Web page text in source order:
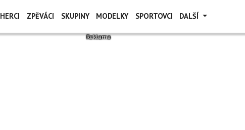
HERCI ZPĚVÁCI SKUPINY MODELKY SPORTOVCI DALŠÍ